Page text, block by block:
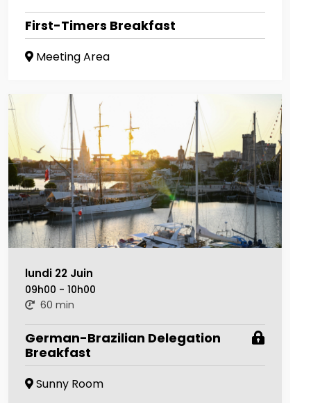
First-Timers Breakfast
Meeting Area
lundi 22 Juin
09h00 - 10h00
60 min
German-Brazilian Delegation
Breakfast
Sunny Room